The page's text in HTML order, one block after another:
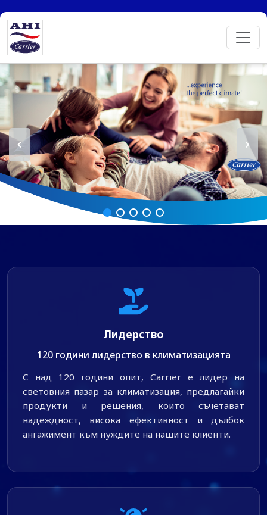
Лидерство
120 години лидерство в климатизацията
С над 120 години опит, Carrier е лидер на
световния пазар за климатизация, предлагайки
продукти и решения, които съчетават
надеждност, висока ефективност и дълбок
ангажимент към нуждите на нашите клиенти.